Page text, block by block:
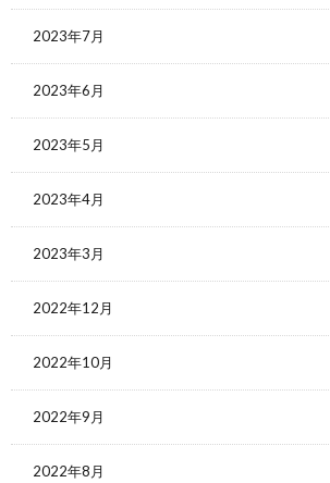
2023年7月
2023年6月
2023年5月
2023年4月
2023年3月
2022年12月
2022年10月
2022年9月
2022年8月